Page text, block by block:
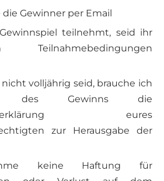
Gewinner per Email
teilnehmt, seid ihr
volljährig seid, brauche ich
des Gewinns die
eures
zur Herausgabe der
keine Haftung für